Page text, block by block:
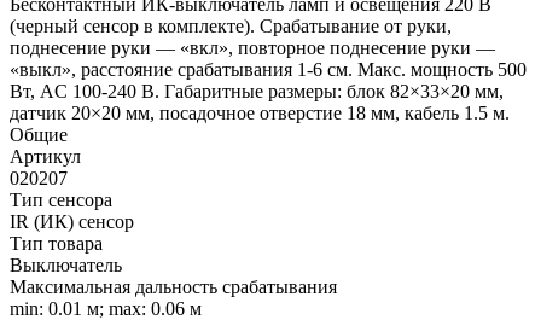
(черный сенсор в комплекте). Срабатывание от руки,
поднесение руки — «вкл», повторное поднесение руки —
«выкл», расстояние срабатывания 1-6 см. Макс. мощность 500
Вт, AC 100-240 В. Габаритные размеры: блок 82×33×20 мм,
датчик 20×20 мм, посадочное отверстие 18 мм, кабель 1.5 м.
Общие
Артикул
020207
Тип сенсора
IR (ИК) сенсор
Тип товара
Выключатель
Максимальная дальность срабатывания
min: 0.01 м; max: 0.06 м